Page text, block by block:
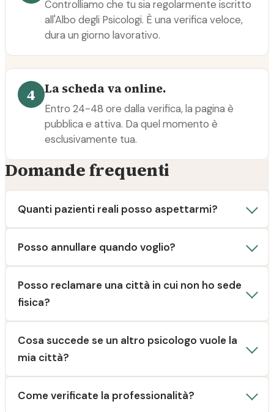
Controlliamo che tu sia regolarmente iscritto
all'Albo degli Psicologi. È una verifica veloce,
dura un giorno lavorativo.
4 La scheda va online.
Entro 24-48 ore dalla verifica, la pagina è
pubblica e attiva. Da quel momento è
esclusivamente tua.
Domande frequenti
Quanti pazienti reali posso aspettarmi?
Posso annullare quando voglio?
Posso reclamare una città in cui non ho sede
fisica?
Cosa succede se un altro psicologo vuole la
mia città?
Come verificate la professionalità?